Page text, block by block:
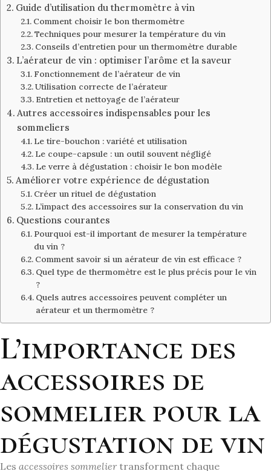
Guide d’utilisation du thermomètre à vin
Comment choisir le bon thermomètre
Techniques pour mesurer la température du vin
Conseils d’entretien pour un thermomètre durable
L’aérateur de vin : optimiser l’arôme et la saveur
Fonctionnement de l’aérateur de vin
Utilisation correcte de l’aérateur
Entretien et nettoyage de l’aérateur
Autres accessoires indispensables pour les
sommeliers
Le tire-bouchon : variété et utilisation
Le coupe-capsule : un outil souvent négligé
Le verre à dégustation : choisir le bon modèle
Améliorer votre expérience de dégustation
Créer un rituel de dégustation
L’impact des accessoires sur la conservation du vin
Questions courantes
Pourquoi est-il important de mesurer la température
du vin ?
Comment savoir si un aérateur de vin est efficace ?
Quel type de thermomètre est le plus précis pour le vin
?
Quels autres accessoires peuvent compléter un
aérateur et un thermomètre ?
L’importance des
accessoires de
sommelier pour la
dégustation de vin
Les accessoires sommelier transforment chaque